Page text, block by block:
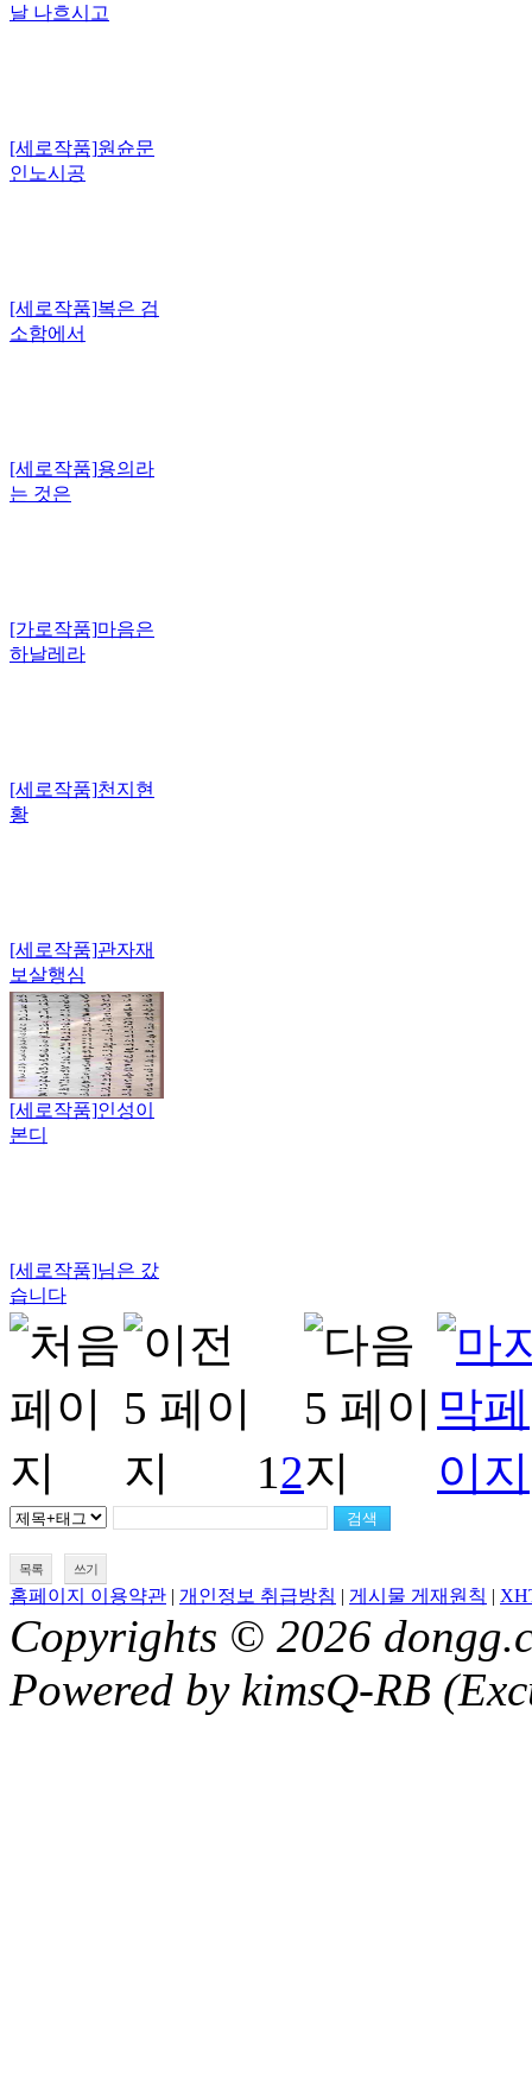
날 나흐시고
[세로작품]원슌문
인노시공
[세로작품]복은 검
소함에서
[세로작품]용의라
는 것은
[가로작품]마음은
하날레라
[세로작품]천지현
황
[세로작품]관자재
보살행심
[세로작품]인성이
본디
[세로작품]님은 갔
습니다
12
목록 쓰기
홈페이지 이용약관 | 개인정보 취급방침 | 게시물 게재원칙 |
Copyrights © 2026
Powered by kimsQ-RB